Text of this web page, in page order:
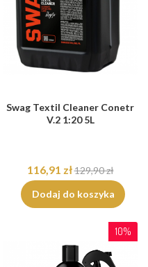
Swag Textil Cleaner Conetr
V.2 1:20 5L
116,91 zł129,90 zł
Dodaj do koszyka
10%